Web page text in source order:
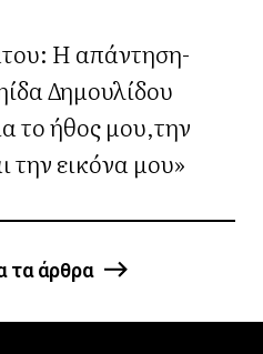
Η απάντηση-
Δημουλίδου
το ήθος μου,την
την εικόνα μου»
τα άρθρα